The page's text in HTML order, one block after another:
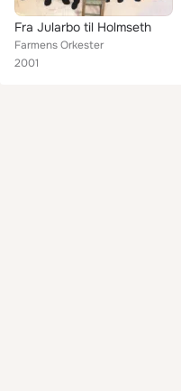
Fra Jularbo til Holmseth
Farmens Orkester
2001